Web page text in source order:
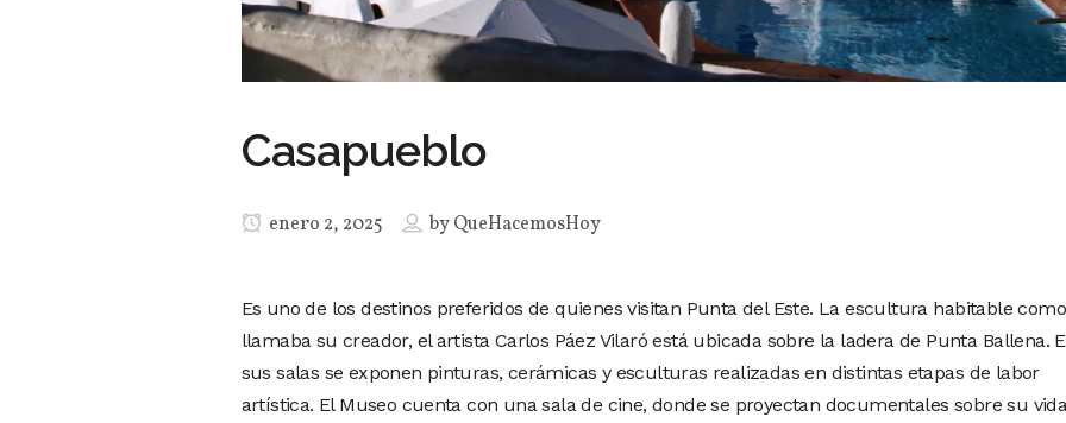
Casapueblo
enero 2, 2025 byQueHacemosHoy
Es uno de los destinos preferidos de quienes visitan Punta del Este. La escultura habitable
llamaba su creador, el artista Carlos Páez Vilaró está ubicada sobre la ladera de Punta Ballena.
sus salas se exponen pinturas, cerámicas y esculturas realizadas en distintas etapas de labor
artística. El Museo cuenta con una sala de cine, donde se proyectan documentales sobre su